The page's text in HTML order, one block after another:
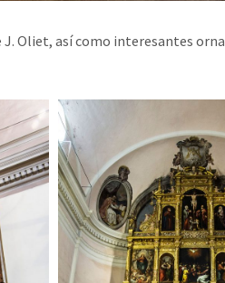
J. Oliet, así como interesantes